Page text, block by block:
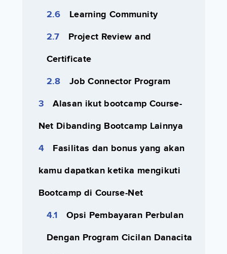
Learning Community
Project Review and
Certificate
Job Connector Program
Alasan ikut bootcamp Course-
Net Dibanding Bootcamp Lainnya
Fasilitas dan bonus yang akan
kamu dapatkan ketika mengikuti
Bootcamp di Course-Net
Opsi Pembayaran Perbulan
Dengan Program Cicilan Danacita